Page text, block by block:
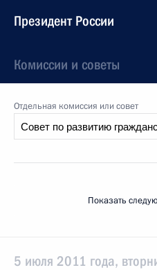
Президент России
Комиссии и советы
Отдельная комиссия или совет
Показать
5 июля 2011 года,